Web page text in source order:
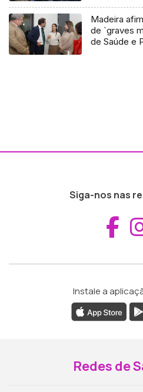
Madeira
de `graves
de Saúde e
Siga-nos nas
Instale a
Redes de